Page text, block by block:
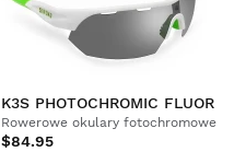
K3S PHOTOCHROMIC FLUOR
Rowerowe okulary fotochromowe
$84.95